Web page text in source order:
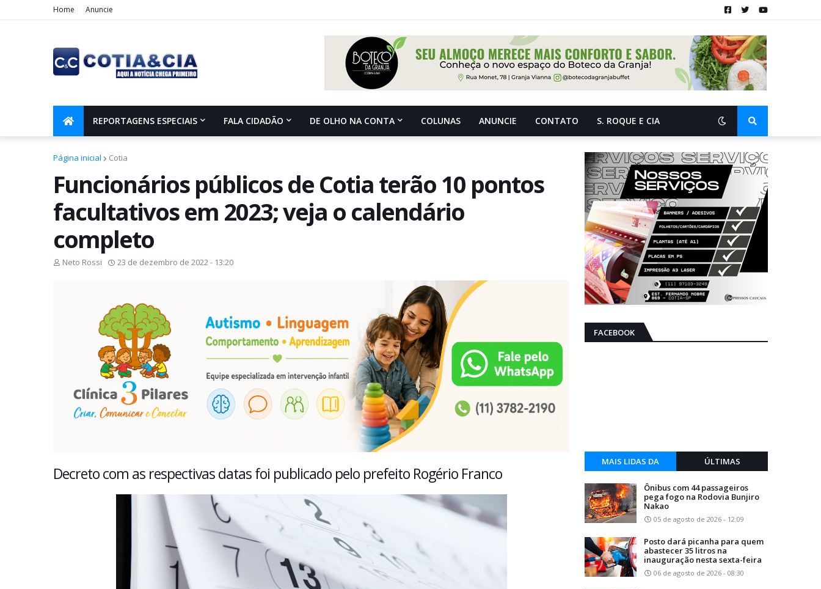
Home Anuncie
REPORTAGENS ESPECIAIS FALA CIDADÃO DE OLHO NA CONTA COLUNAS ANUNCIE CONTATO S. ROQUE E CIA
Página inicial Cotia
Funcionários públicos de Cotia terão 10 pontos
facultativos em 2023; veja o calendário
completo
Neto Rossi 23 de dezembro de 2022 - 13:20
Decreto com as respectivas datas foi publicado pelo prefeito Rogério Franco
FACEBOOK
MAIS LIDAS DA
SEMANA
ÚLTIMAS
Ônibus com 44 passageiros
pega fogo na Rodovia Bunjiro
Nakao
05 de agosto de 2026 - 12:09
Posto dará picanha para quem
abastecer 35 litros na
inauguração nesta sexta-feira
06 de agosto de 2026 - 08:30